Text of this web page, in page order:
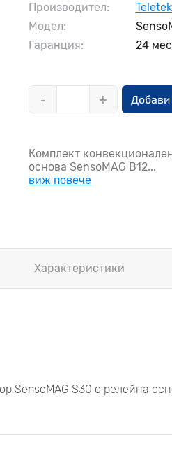
Производител:
Модел:
Гаранция:
24
- + Добави
Комплект
основа SensoMAG B12...
виж повече
Характеристики
S30 с релейна